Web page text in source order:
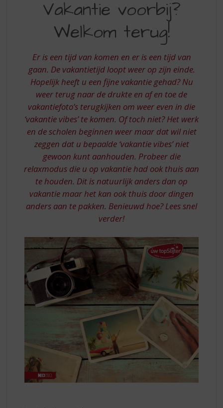
VOORBIJ
WELKOM
Vakantie voorbij?
Welkom terug!
Er is een tijd van komen en er is een tijd van
gaan. De vakantietijd loopt weer op zijn einde.
Hopelijk heeft u een fijne vakantie gehad? Nu
weer terug naar de drukte en af en toe de
vakantiefoto’s terugkijken om weer even in die
‘vakantie vibes’ te komen. Of toch niet? Het werk
en de scholen beginnen weer maar dat wil niet
zeggen dat u bepaalde ‘vakantie vibes’ niet
gewoon kunt aanhouden. Probeer die
relaxmodus die u op vakantie had ook thuis aan
te houden. Dit is natuurlijk anders dan op
vakantie maar het kan ook thuis door dingen
anders aan te pakken. Benieuwd hoe? Lees snel
verder!